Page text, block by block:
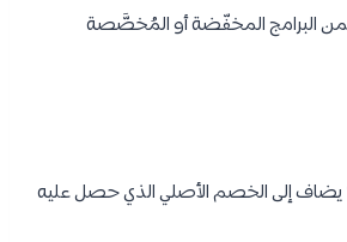
البرامج المخفّضة أو المُخصَّصة
إضافي قدره 25% يضاف إلى الخصم الأصلي الذي حصل عليه